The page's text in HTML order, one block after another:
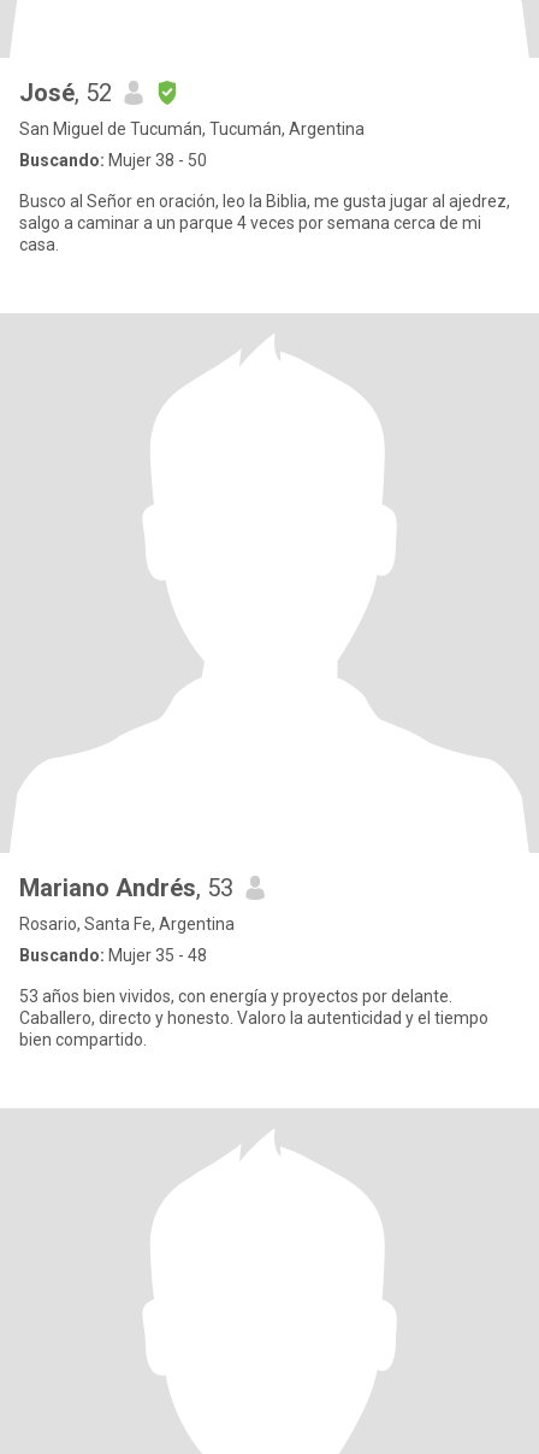
José, 52
San Miguel de Tucumán, Tucumán, Argentina
Buscando: Mujer 38 - 50
Busco al Señor en oración, leo la Biblia, me gusta jugar al ajedrez,
salgo a caminar a un parque 4 veces por semana cerca de mi
casa.
Mariano Andrés, 53
Rosario, Santa Fe, Argentina
Buscando: Mujer 35 - 48
53 años bien vividos, con energía y proyectos por delante.
Caballero, directo y honesto. Valoro la autenticidad y el tiempo
bien compartido.